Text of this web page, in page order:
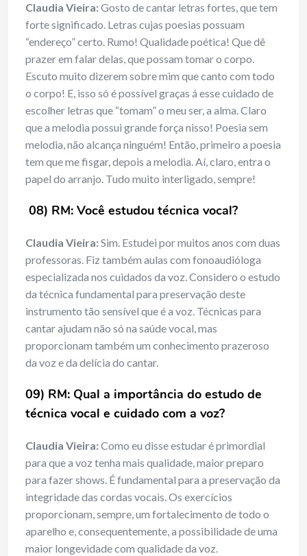
Claudia Vieira:Gosto de cantar letras fortes, que tem
forte significado. Letras cujas poesias possuam
“endereço” certo. Rumo! Qualidade poética! Que dê
prazer em falar delas, que possam tomar o corpo.
Escuto muito dizerem sobre mim que canto com todo
o corpo! E, isso só é possível graças á esse cuidado de
escolher letras que “tomam” o meu ser, a alma. Claro
que a melodia possui grande força nisso! Poesia sem
melodia, não alcança ninguém! Então, primeiro a poesia
tem que me fisgar, depois a melodia. Aí, claro, entra o
papel do arranjo. Tudo muito interligado, sempre!
08) RM: Você estudou técnica vocal?
Claudia Vieira:Sim. Estudei por muitos anos com duas
professoras. Fiz também aulas com fonoaudióloga
especializada nos cuidados da voz. Considero o estudo
da técnica fundamental para preservação deste
instrumento tão sensível que é a voz. Técnicas para
cantar ajudam não só na saúde vocal, mas
proporcionam também um conhecimento prazeroso
da voz e da delícia do cantar.
09) RM: Qual a importância do estudo de
técnica vocal e cuidado com a voz?
Claudia Vieira:Como eu disse estudar é primordial
para que a voz tenha mais qualidade, maior preparo
para fazer shows. É fundamental para a preservação da
integridade das cordas vocais. Os exercícios
proporcionam, sempre, um fortalecimento de todo o
aparelho e, consequentemente, a possibilidade de uma
maior longevidade com qualidade da voz.